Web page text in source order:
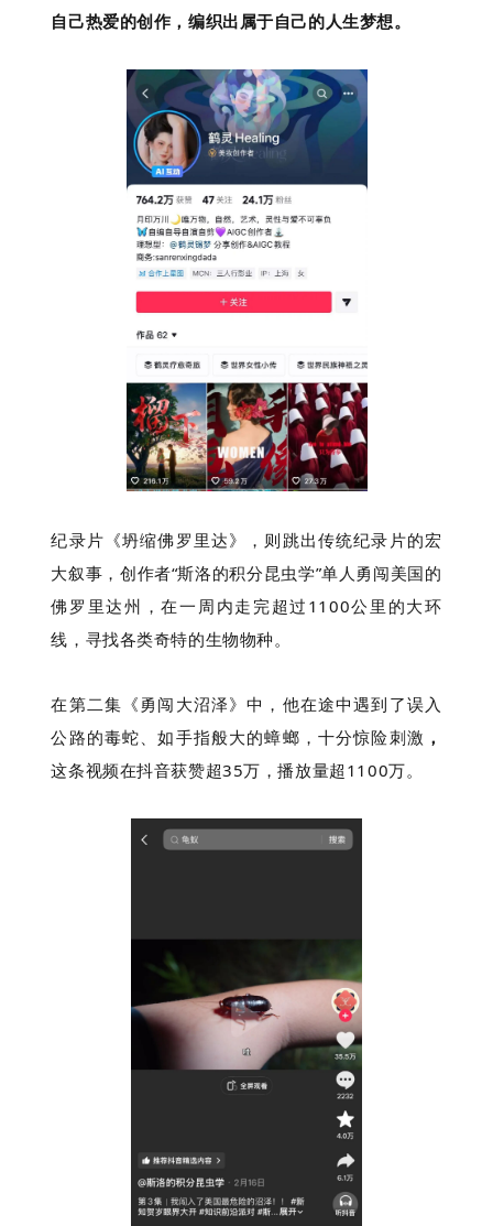
自己热爱的创作，编织出属于自己的人生梦想。
纪录片《坍缩佛罗里达》，则跳出传统纪录片的宏
大叙事，创作者“斯洛的积分昆虫学”单人勇闯美国的
佛罗里达州，在一周内走完超过1100公里的大环
线，寻找各类奇特的生物物种。
在第二集《勇闯大沼泽》中，他在途中遇到了误入
公路的毒蛇、如手指般大的蟑螂，十分惊险刺激 ，
这条视频在抖音获赞超35万，播放量超1100万。